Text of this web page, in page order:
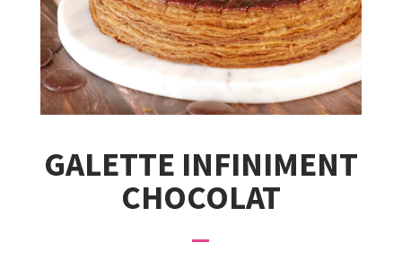
GALETTE INFINIMENT
CHOCOLAT